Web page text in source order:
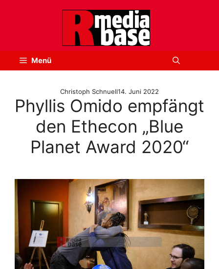
Menü
Christoph Schnuell14. Juni 2022
Phyllis Omido empfängt
den Ethecon „Blue
Planet Award 2020“